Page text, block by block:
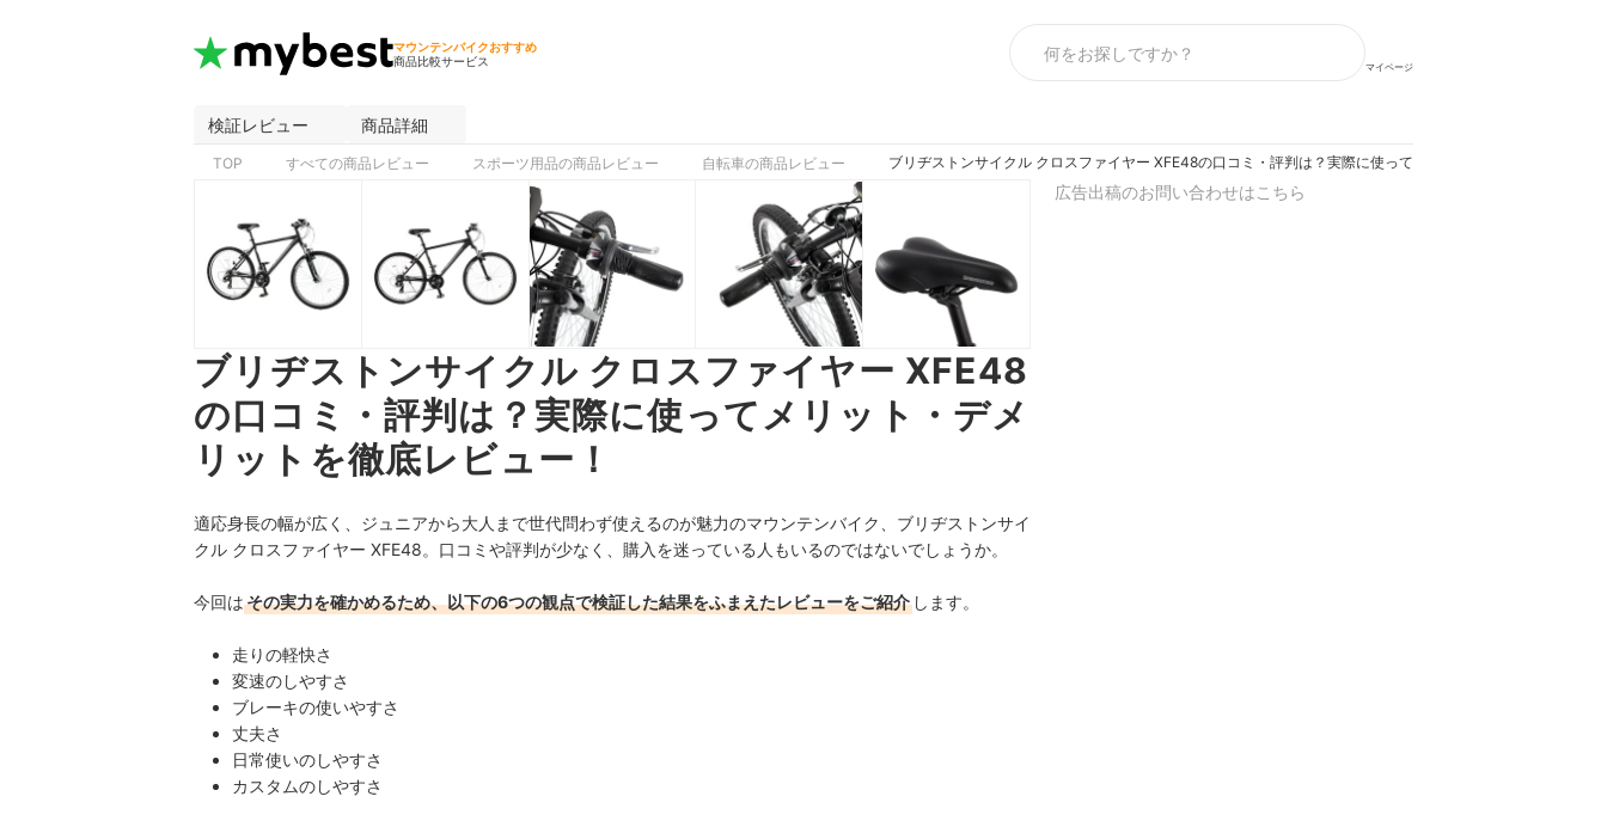
マウンテンバイクおすすめ
商品比較サービス
マイページ
検証レビュー 商品詳細
TOP すべての商品レビュー スポーツ用品の商品レビュー 自転車の商品レビュー ブリヂストンサイクル クロスファイヤー XFE48の口コミ・評判は？実際に使ってメリット・デメリットを徹底
ブリヂストンサイクル クロスファイヤー XFE48
の口コミ・評判は？実際に使ってメリット・デメ
リットを徹底レビュー！
適応身長の幅が広く、ジュニアから大人まで世代問わず使えるのが魅力のマウンテンバイク、ブリヂストンサイ
クル クロスファイヤー XFE48。口コミや評判が少なく、購入を迷っている人もいるのではないでしょうか。
今回はその実力を確かめるため、以下の6つの観点で検証した結果をふまえたレビューをご紹介 します。
走りの軽快さ
変速のしやすさ
ブレーキの使いやすさ
丈夫さ
日常使いのしやすさ
カスタムのしやすさ
広告出稿のお問い合わせはこちら